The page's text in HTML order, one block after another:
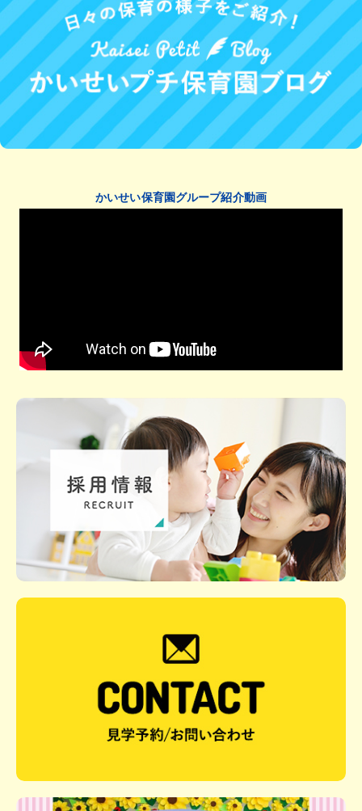
かいせい保育園グループ紹介動画